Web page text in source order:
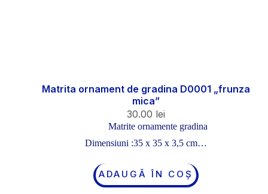
Matrita ornament de gradina D0001 „frunza
mica”
30.00 lei
Matrite ornamente gradina
Dimensiuni :35 x 35 x 3,5 cm…
ADAUGĂ ÎN COȘ